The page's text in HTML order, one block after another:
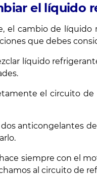
el líquido
el cambio de líquido
que debes
líquido
el circuito
dos anticongelantes
siempre con el
al circuito de